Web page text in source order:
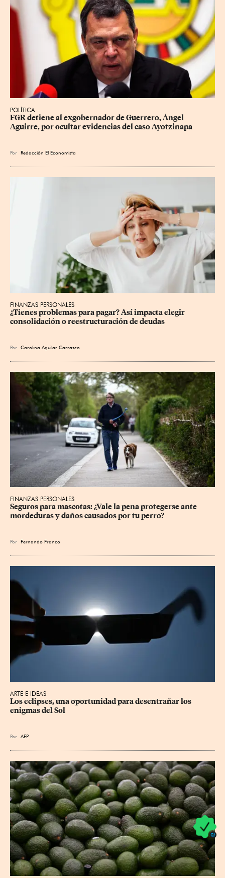
POLÍTICA
FGR detiene al exgobernador de Guerrero, Ángel
Aguirre, por ocultar evidencias del caso Ayotzinapa
Por Redacción El Economista
FINANZAS PERSONALES
¿Tienes problemas para pagar? Así impacta elegir
consolidación o reestructuración de deudas
Por Carolina Aguilar Carrasco
FINANZAS PERSONALES
Seguros para mascotas: ¿Vale la pena protegerse ante
mordeduras y daños causados por tu perro?
Por Fernando Franco
ARTE E IDEAS
Los eclipses, una oportunidad para desentrañar los
enigmas del Sol
Por AFP